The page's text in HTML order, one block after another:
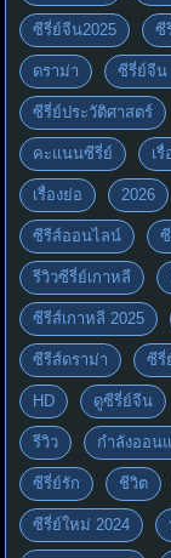
ซีรี่ย์จีน2025 ซี
ดราม่า ซีรี่ย์จีน
ซีรี่ย์ประวัติศาสตร์
คะแนนซีรี่ย์ เ
เรื่องย่อ 2026
ซีรีส์ออนไลน์
รีวิวซีรี่ย์เกาหลี
ซีรีส์เกาหลี 2025
ซีรีส์ดราม่า ซีรี่
HD ดูซีรี่ย์จีน
รีวิว กำลังออน
ซีรี่ย์รัก ชีวิต
ซีรี่ย์ใหม่ 2024